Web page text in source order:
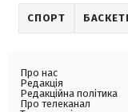
СПОРТ
Про нас
Редакція
Редакційна політика
Про телеканал